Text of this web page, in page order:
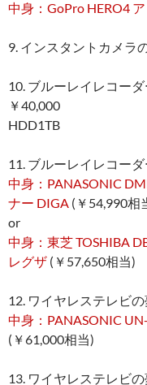
中身：GoPro HERO4
9. インスタントカメラ
10. ブルーレイレコー
￥40,000
HDD1TB
11. ブルーレイレコー
中身：PANASONIC
ナー DIGA (￥54,990相
or
中身：東芝 TOSHIBA
レグザ (￥57,650相当)
12. ワイヤレステレビ
中身：PANASONIC
(￥61,000相当)
13. ワイヤレステレビ